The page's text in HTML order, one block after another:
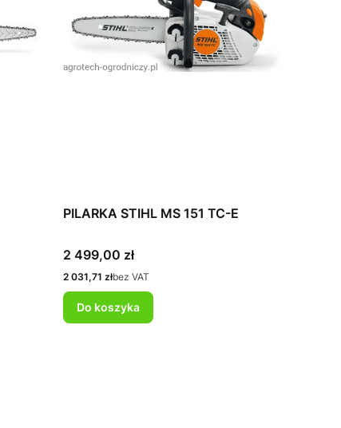
PILARKA STIHL MS 151 TC-E
Cena
2 499,00 zł
Cena
2 031,71 złbez VAT
Do koszyka